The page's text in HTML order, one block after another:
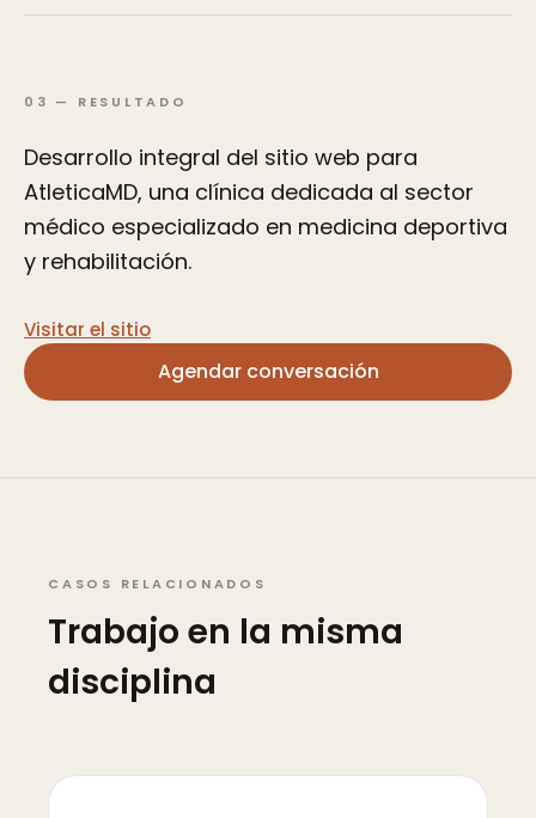
03 — RESULTADO
Desarrollo integral del sitio web para
AtleticaMD, una clínica dedicada al sector
médico especializado en medicina deportiva
y rehabilitación.
Visitar el sitio
Agendar conversación
CASOS RELACIONADOS
Trabajo en la misma
disciplina